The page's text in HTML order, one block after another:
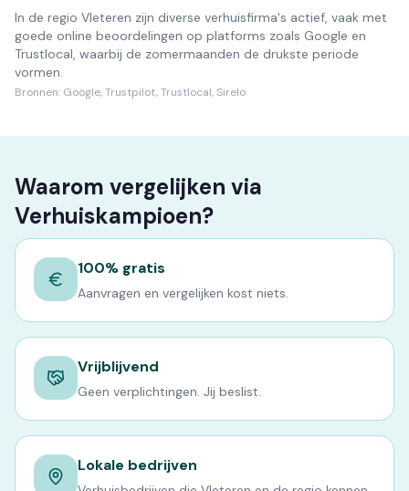
In de regio Vleteren zijn diverse verhuisfirma's actief, vaak met
goede online beoordelingen op platforms zoals Google en
Trustlocal, waarbij de zomermaanden de drukste periode
vormen.
Bronnen: Google, Trustpilot, Trustlocal, Sirelo
Waarom vergelijken via
Verhuiskampioen?
100% gratis
Aanvragen en vergelijken kost niets.
Vrijblijvend
Geen verplichtingen. Jij beslist.
Lokale bedrijven